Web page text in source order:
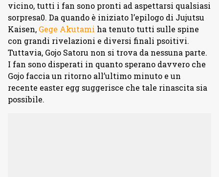
vicino, tutti i fan sono pronti ad aspettarsi qualsiasi
sorpresa0. Da quando è iniziato l’epilogo di Jujutsu
Kaisen, Gege Akutami ha tenuto tutti sulle spine
con grandi rivelazioni e diversi finali psoitivi.
Tuttavia, Gojo Satoru non si trova da nessuna parte.
I fan sono disperati in quanto sperano davvero che
Gojo faccia un ritorno all’ultimo minuto e un
recente easter egg suggerisce che tale rinascita sia
possibile.